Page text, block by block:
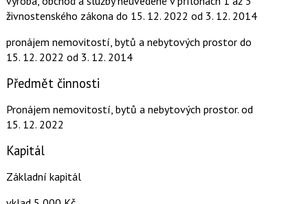
živnostenského zákona do 15. 12. 2022 od 3. 12. 2014
pronájem nemovitostí, bytů a nebytových prostor do
15. 12. 2022 od 3. 12. 2014
Předmět činnosti
Pronájem nemovitostí, bytů a nebytových prostor. od
15. 12. 2022
Kapitál
Základní kapitál